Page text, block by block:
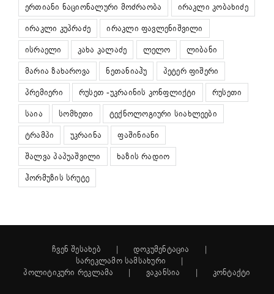
ერთიანი ნაციონალური მოძრაობა
ირაკლი კობახიძე
ირაკლი კუპრაძე
ირაკლი ფავლენიშვილი
ისრაელი
კახა კალაძე ლელო
ლიბანი
მარია ზახაროვა
ნეთანიაჰუ
პეტერ ფიშერი
პრემიერი
რუსეთ -უკრაინის კონფლიქტი
რუსეთი
საია
სომხეთი
ტექნოლოგიური სიახლეები
ტრამპი
უკრაინა
ფაშინიანი
შალვა პაპუაშვილი
ხაზის რადიო
ჰორმუზის სრუტე
ჩვენ შესახებ
დოკუმენტაცია
სარეკლამო სამსახური
პოლიტიკური რეკლამა
ვაკანსია კონტაქტი